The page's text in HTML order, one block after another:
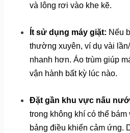
và lông rơi vào khe kẽ.
Ít sử dụng máy giặt: Nếu
thường xuyên, ví dụ vài
nhanh hơn. Áo trùm giúp
vận hành bất kỳ lúc nào.
Đặt gần khu vực nấu
trong không khí có thể bám
bảng điều khiển cảm ứng.